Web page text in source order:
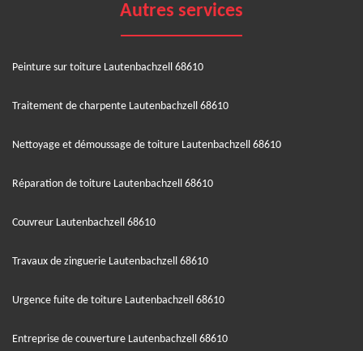
Autres services
Peinture sur toiture Lautenbachzell 68610
Traitement de charpente Lautenbachzell 68610
Nettoyage et démoussage de toiture Lautenbachzell 68610
Réparation de toiture Lautenbachzell 68610
Couvreur Lautenbachzell 68610
Travaux de zinguerie Lautenbachzell 68610
Urgence fuite de toiture Lautenbachzell 68610
Entreprise de couverture Lautenbachzell 68610